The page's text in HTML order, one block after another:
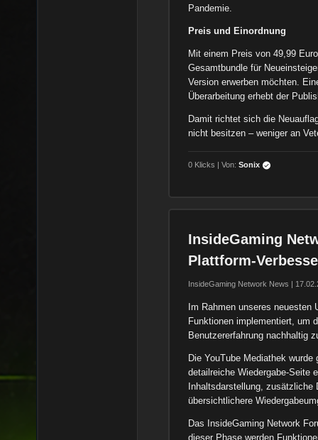
Pandemie.
Preis und Einordnung
Mit einem Preis von 49,99
Gesamtbundle für
Version erwerben möchten.
Überarbeitung erhebt der
Damit richtet sich die
nicht besitzen – weniger an
0 Klicks | Von:Sonix
InsideGaming
Plattform-
InsideGaming Network News |
Im Rahmen unseres neuesten
Funktionen implementiert, um
Benutzererfahrung nachhaltig
Die YouTube Mediathek
detailreiche Wiedergabe-Seite
Inhaltsdarstellung, zusätzliche
übersichtlichere
Das InsideGaming Network
dieser Phase werden